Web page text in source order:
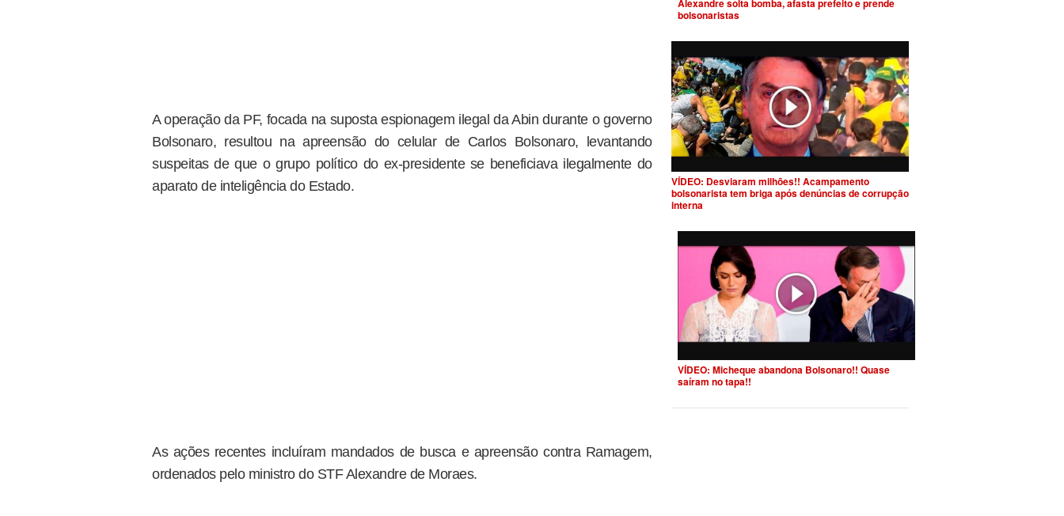
A operação da PF, focada na suposta espionagem ilegal da Abin durante o governo
Bolsonaro, resultou na apreensão do celular de Carlos Bolsonaro, levantando
suspeitas de que o grupo político do ex-presidente se beneficiava ilegalmente do
aparato de inteligência do Estado.
As ações recentes incluíram mandados de busca e apreensão contra Ramagem,
ordenados pelo ministro do STF Alexandre de Moraes.
Alexandre solta bomba, afasta prefeito e prende
bolsonaristas
VÍDEO: Desviaram milhões!! Acampamento
bolsonarista tem briga após denúncias de corrupção
interna
VÍDEO: Micheque abandona Bolsonaro!! Quase
saíram no tapa!!